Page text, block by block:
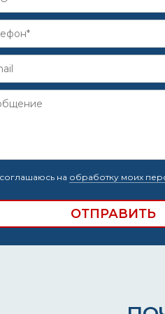
на обработку моих